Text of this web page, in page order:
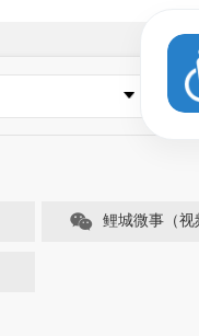
鲤城微事（视